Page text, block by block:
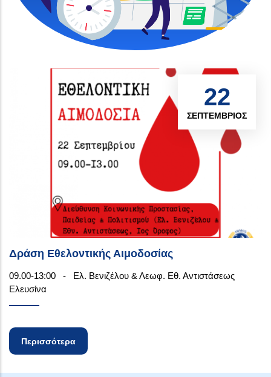
22
ΣΕΠΤΈΜΒΡΙΟΣ
Δράση Εθελοντικής Αιμοδοσίας
09.00-13:00 -
Ελ. Βενιζέλου & Λεωφ. Εθ. Αντιστάσεως
Ελευσίνα
Περισσότερα